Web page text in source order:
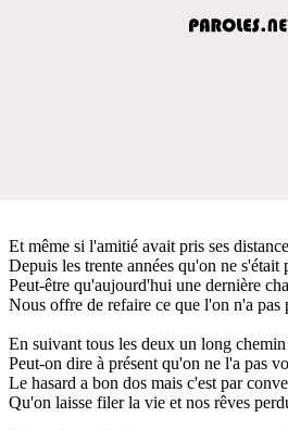
Et même si l'amitié avait pris ses
Depuis les trente années qu'on ne s'était
Peut-être qu'aujourd'hui une dernière
Nous offre de refaire ce que l'on n'a pas
En suivant tous les deux un long
Peut-on dire à présent qu'on ne l'a pas
Le hasard a bon dos mais c'est par
Qu'on laisse filer la vie et nos rêves